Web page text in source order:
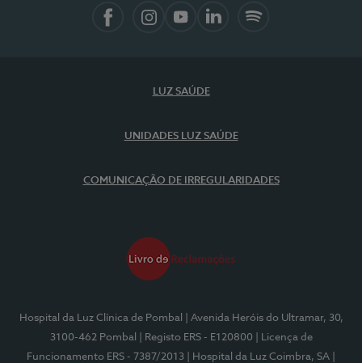
LUZ SAÚDE
UNIDADES LUZ SAÚDE
COMUNICAÇÃO DE IRREGULARIDADES
Hospital da Luz Clínica de Pombal
| Avenida Heróis do Ultramar, 30,
3100-462 Pombal
| Registo ERS - E120800
| Licença de
Funcionamento ERS - 7387/2013
| Hospital da Luz Coimbra, SA